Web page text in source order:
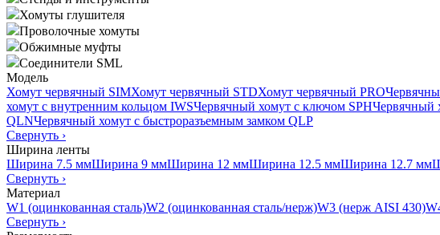
Хомуты глушителя
Проволочные хомуты
Обжимные муфты
Соединители SML
Модель
Хомут червячный SIMХомут червячный STDХомут червячный PRO
хомут с внутренним кольцом IWSЧервячный хомут с ключом SPHЧервячный
QLNЧервячный хомут с быстроразъемным замком QLP
Свернуть ›
Ширина ленты
Ширина 7.5 ммШирина 9 ммШирина 12 ммШирина 12.5 ммШирина 12.7 мм
Свернуть ›
Материал
W1 (оцинкованная сталь)W2 (оцинкованная сталь/нерж)W3 (нерж AISI 430)
Свернуть ›